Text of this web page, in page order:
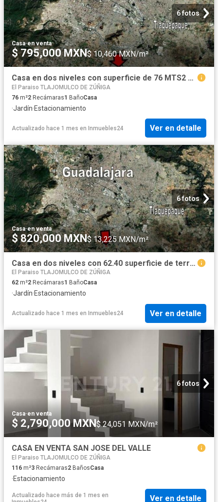
6 fotos
Casa·en venta
$ 795,000 MXN$ 10,460 MXN/m²
Casa en dos niveles con superficie de 76 MTS2 en Fracc. Sendero del Valle, Tlajomulco. Jalisco
El Paraiso TLAJOMULCO DE ZÚÑIGA
76 m²2 Recámaras1 BañoCasa
·Jardín·Estacionamiento
Actualizado hace 1 mes en Inmuebles24 Ver en detalle
6 fotos
Casa·en venta
$ 820,000 MXN$ 13,225 MXN/m²
Casa en dos niveles con 62.40 superficie de terreno en Fracc. San José del Valle
El Paraiso TLAJOMULCO DE ZÚÑIGA
62 m²2 Recámaras1 BañoCasa
·Jardín·Estacionamiento
Actualizado hace 1 mes en Inmuebles24 Ver en detalle
6 fotos
Casa·en venta
$ 2,790,000 MXN$ 24,051 MXN/m²
CASA EN VENTA SAN JOSE DEL VALLE
El Paraiso TLAJOMULCO DE ZÚÑIGA
116 m²3 Recámaras2 BañosCasa
·Estacionamiento
Actualizado hace más de 1 mes en
Ver en detalle